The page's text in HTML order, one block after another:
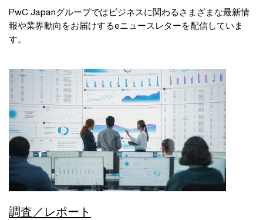
PwC Japanグループではビジネスに関わるさまざまな最新情
報や業界動向をお届けするeニュースレターを配信していま
す。
調査／レポート